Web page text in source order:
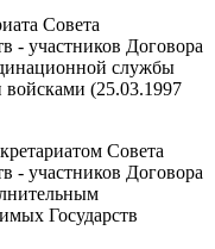
Совета
- участников Договора
службы
(25.03.1997
Совета
- участников Договора
Государств